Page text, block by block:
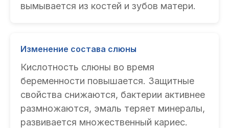
вымывается из костей и зубов матери.
Изменение состава слюны
Кислотность слюны во время
беременности повышается. Защитные
свойства снижаются, бактерии активнее
размножаются, эмаль теряет минералы,
развивается множественный кариес.